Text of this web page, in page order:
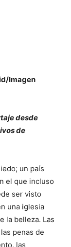
Imagen
desde
de
un país
el que incluso
ser visto
una iglesia
la belleza. Las
penas de
las